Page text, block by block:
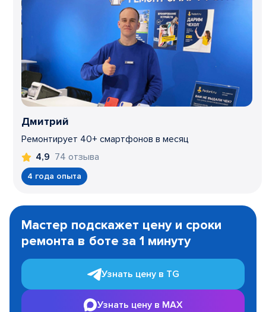
Дмитрий
Ремонтирует 40+ смартфонов в месяц
4,9 74 отзыва
4 года опыта
1
Мастер подскажет цену и сроки
ремонта в боте за 1 минуту
Узнать цену в TG
Узнать цену в MAX